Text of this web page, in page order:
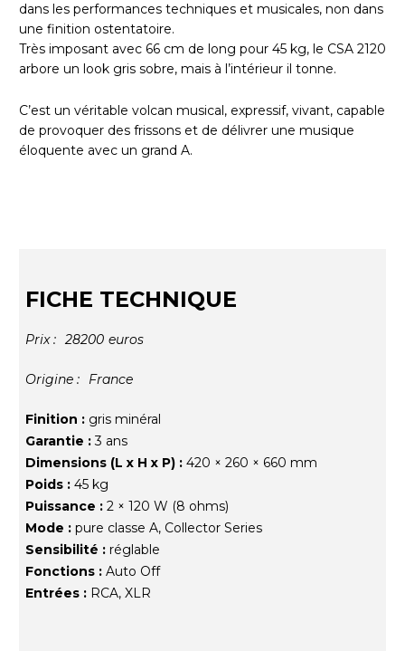
dans les performances techniques et musicales, non dans
une finition ostentatoire.
Très imposant avec 66 cm de long pour 45 kg, le CSA 2120
arbore un look gris sobre, mais à l’intérieur il tonne.
C’est un véritable volcan musical, expressif, vivant, capable
de provoquer des frissons et de délivrer une musique
éloquente avec un grand A.
FICHE TECHNIQUE
Prix : 28200 euros
Origine : France
Finition : gris minéral
Garantie :3 ans
Dimensions (L x H x P) : 420 × 260 × 660 mm
Poids : 45 kg
Puissance : 2 × 120 W (8 ohms)
Mode : pure classe A, Collector Series
Sensibilité : réglable
Fonctions : Auto Off
Entrées : RCA, XLR